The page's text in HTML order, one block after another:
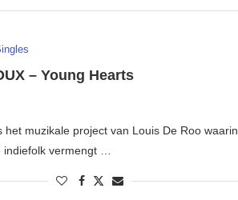
– Young Hearts
het muzikale project van Louis De Roo waarin
indiefolk vermengt …